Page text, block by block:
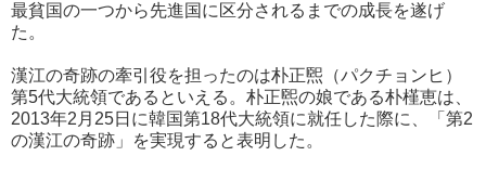
最貧国の一つから先進国に区分されるまでの成長を遂げ
た。
漢江の奇跡の牽引役を担ったのは朴正煕（パクチョンヒ）
第5代大統領であるといえる。朴正煕の娘である朴槿恵は、
2013年2月25日に韓国第18代大統領に就任した際に、「第2
の漢江の奇跡」を実現すると表明した。